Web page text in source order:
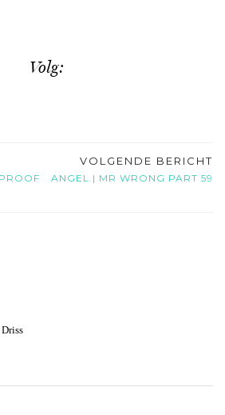
Volg:
VOLGENDE BERICHT
ANGEL | MR WRONG PART 59